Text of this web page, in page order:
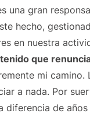
una gran
hecho,
en nuestra
que
mi camino.
a nada. Por
de